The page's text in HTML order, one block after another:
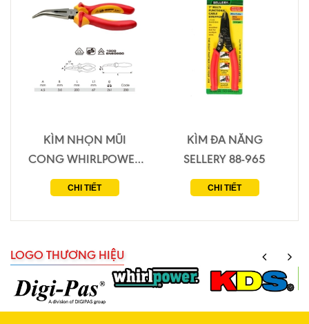
KÌM NHỌN MŨI
CONG WHIRLPOWER
15703-311
CHI TIẾT
KÌM ĐA NĂNG
SELLERY 88-965
CHI TIẾT
LOGO THƯƠNG HIỆU